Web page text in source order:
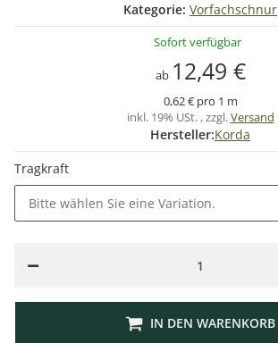
Kategorie: Vorfachschnur
Sofort verfügbar
ab 12,49 €
0,62 € pro 1 m
inkl. 19% USt. , zzgl.Versand
Hersteller:Korda
Tragkraft
Bitte wählen Sie eine Variation.
IN DEN WARENKORB